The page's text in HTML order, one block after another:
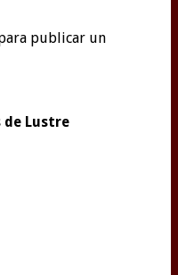
publicar un
de Lustre